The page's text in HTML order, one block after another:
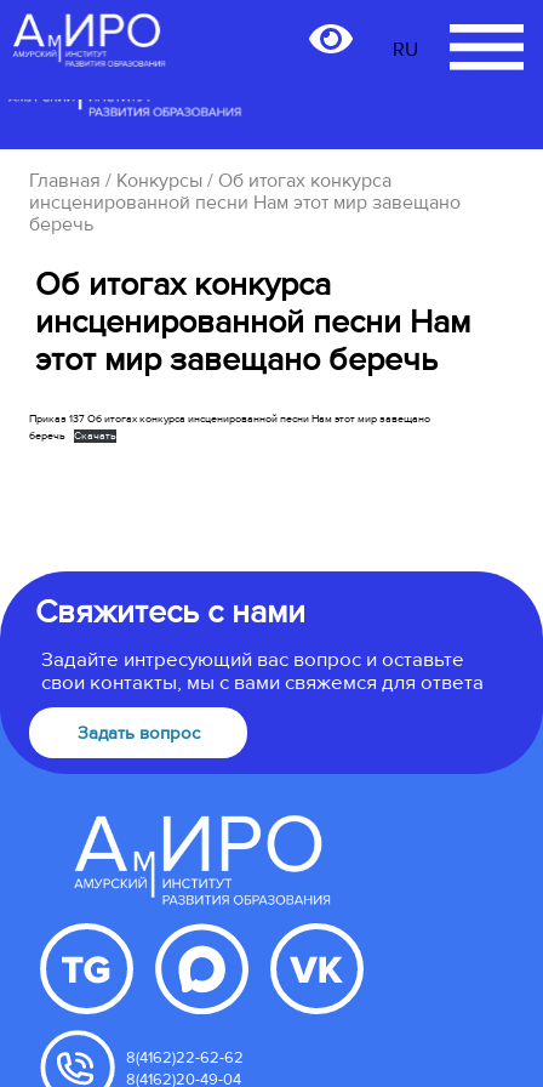
RU
Главная / Конкурсы / Об итогах конкурса
инсценированной песни Нам этот мир завещано
беречь
Об итогах конкурса
инсценированной песни Нам
этот мир завещано беречь
Приказ 137 Об итогах конкурса инсценированной песни Нам этот мир завещано
беречь
Скачать
Свяжитесь с нами
Задайте интресующий вас вопрос и оставьте
свои контакты, мы с вами свяжемся для ответа
Задать вопрос
8(4162)22-62-62
8(4162)20-49-04